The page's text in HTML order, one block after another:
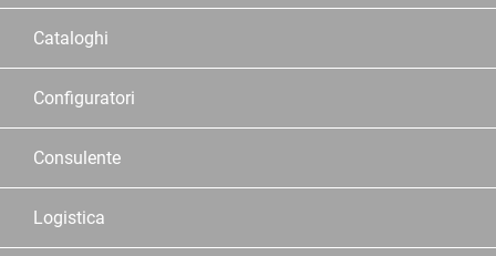
Cataloghi
Configuratori
Consulente
Logistica